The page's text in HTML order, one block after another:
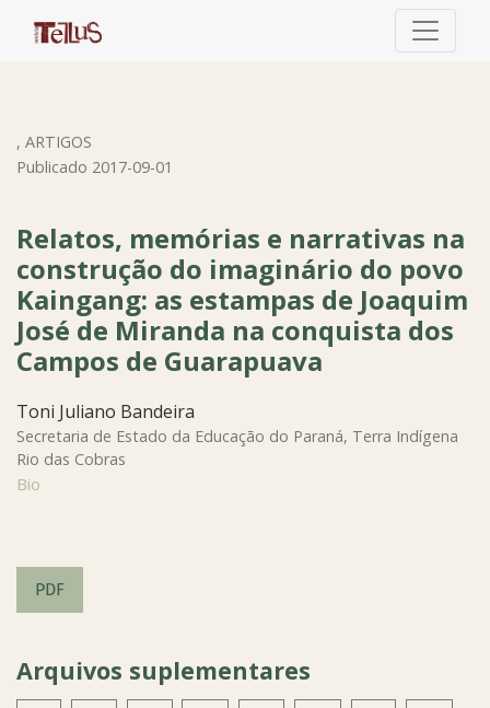
Relatos, memórias e narrativas na construção do
, ARTIGOS
Relatos, memórias e narrativas na
construção do imaginário do povo
Kaingang: as estampas de Joaquim
José de Miranda na conquista dos
Campos de Guarapuava
Publicado 2017-09-01
Toni Juliano Bandeira
Secretaria de Estado da Educação do Paraná, Terra Indígena
Rio das Cobras
Bio
PDF
Arquivos suplementares